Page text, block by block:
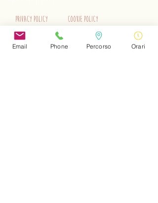
Privacy Policy Cookie Policy
EN Privacy Policy EN Cookie Policy
Email Phone Percorso Orari